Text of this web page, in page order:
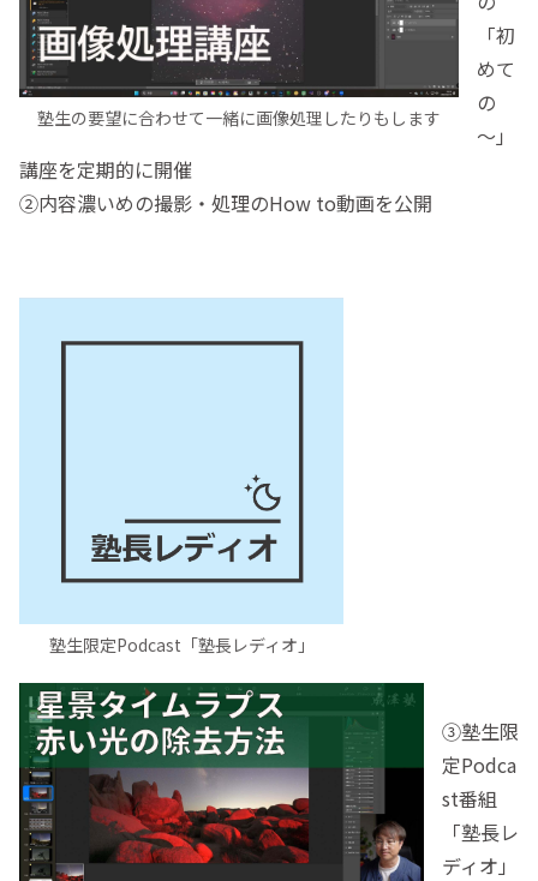
塾生の要望に合わせて一緒に画像処理したりもします
「初
めて
の
～」
講座を定期的に開催
②内容濃いめの撮影・処理のHow to動画を公開
塾生限定Podcast「塾長レディオ」
③塾生限
定Podca
st番組
「塾長レ
ディオ」